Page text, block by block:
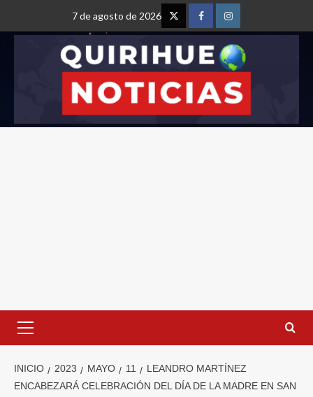
7 de agosto de 2026
INICIO 2023 MAYO 11
LEANDRO MARTÍNEZ
ENCABEZARÁ CELEBRACIÓN DEL DÍA DE LA MADRE EN SAN